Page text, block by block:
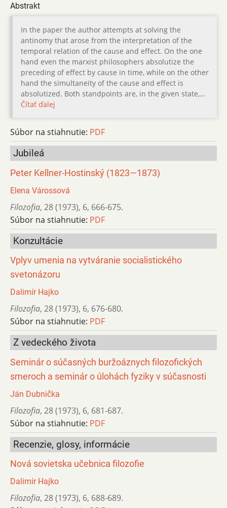
Abstrakt
In the paper the author attempts at solving the
antinomy that arose from the interpretation of the
temporal relation of the cause and effect. On the one
hand even the marxist philosophers absolutize the
preceding of effect by cause in time, while on the other
hand the simultaneity of the cause and effect is
absolutized. Both standpoints are, in the given state,…
Čítať ďalej
Súbor na stiahnutie: PDF
Jubileá
Peter Kellner-Hostinský (1823—1873)
Elena Várossová
Filozofia, 28 (1973), 6, 666-675.
Súbor na stiahnutie: PDF
Konzultácie
Vplyv umenia na vytváranie socialistického
svetonázoru
Dalimír Hajko
Filozofia, 28 (1973), 6, 676-680.
Súbor na stiahnutie: PDF
Z vedeckého života
Seminár o súčasných buržoáznych filozofických
smeroch a seminár o úlohách fyziky v súčasnosti
Ján Dubnička
Filozofia, 28 (1973), 6, 681-687.
Súbor na stiahnutie: PDF
Recenzie, glosy, informácie
Nová sovietska učebnica filozofie
Dalimír Hajko
Filozofia, 28 (1973), 6, 688-689.